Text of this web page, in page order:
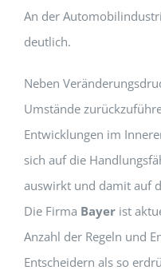
An der
deutlich.
Neben
Umstände
Entwicklungen im
sich auf die
auswirkt und damit auf
Die Firma Bayerist
Anzahl der Regeln und
Entscheidern als so